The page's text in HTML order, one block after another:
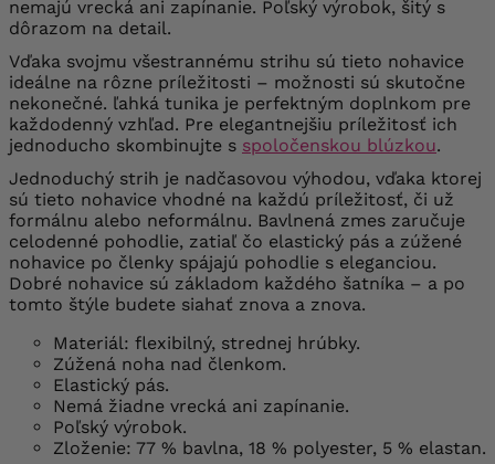
nemajú vrecká ani zapínanie. Poľský výrobok, šitý s
dôrazom na detail.
Vďaka svojmu všestrannému strihu sú tieto nohavice
ideálne na rôzne príležitosti – možnosti sú skutočne
nekonečné. ľahká tunika je perfektným doplnkom pre
každodenný vzhľad. Pre elegantnejšiu príležitosť ich
jednoducho skombinujte s spoločenskou blúzkou.
Jednoduchý strih je nadčasovou výhodou, vďaka ktorej
sú tieto nohavice vhodné na každú príležitosť, či už
formálnu alebo neformálnu. Bavlnená zmes zaručuje
celodenné pohodlie, zatiaľ čo elastický pás a zúžené
nohavice po členky spájajú pohodlie s eleganciou.
Dobré nohavice sú základom každého šatníka – a po
tomto štýle budete siahať znova a znova.
Materiál: flexibilný, strednej hrúbky.
Zúžená noha nad členkom.
Elastický pás.
Nemá žiadne vrecká ani zapínanie.
Poľský výrobok.
Zloženie: 77 % bavlna, 18 % polyester, 5 % elastan.